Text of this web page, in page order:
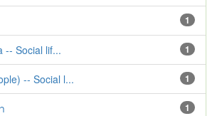
1
1
-- Social lif...
1
-- Social l...
1